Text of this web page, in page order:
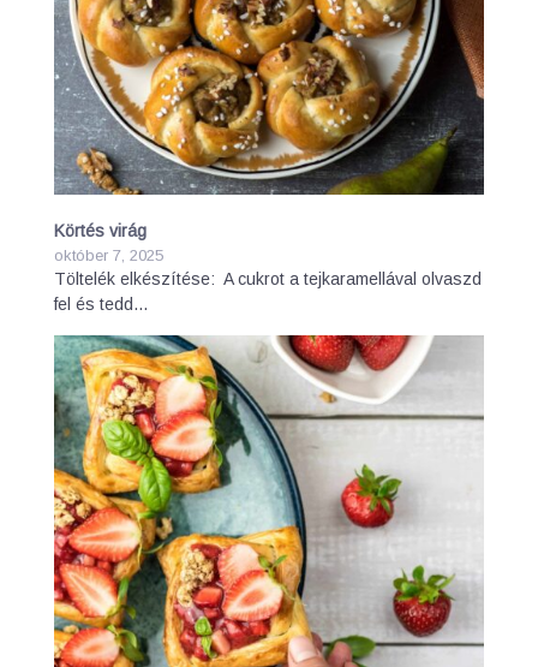
Körtés virág
október 7, 2025
Töltelék elkészítése: A cukrot a tejkaramellával olvaszd
fel és tedd…